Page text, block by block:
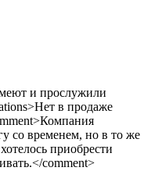
и прослужили
в продаже
со временем, но в то же
приобрести
comment>